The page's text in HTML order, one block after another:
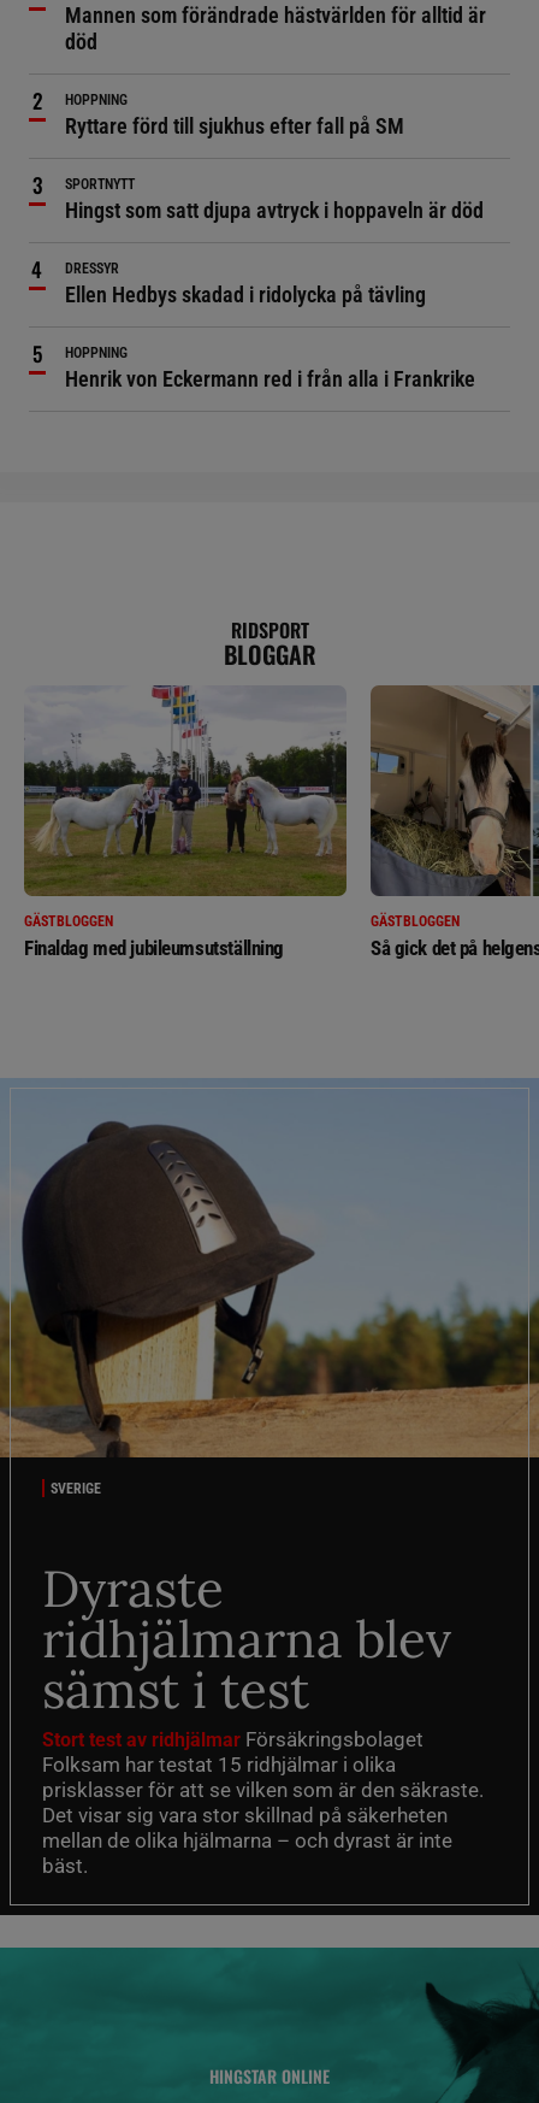
Mannen som förändrade hästvärlden för alltid är
död
HOPPNING
Ryttare förd till sjukhus efter fall på SM
SPORTNYTT
Hingst som satt djupa avtryck i hoppaveln är död
DRESSYR
Ellen Hedbys skadad i ridolycka på tävling
HOPPNING
Henrik von Eckermann red i från alla i Frankrike
RIDSPORT
BLOGGAR
GÄSTBLOGGEN
Finaldag med jubileumsutställning
GÄSTBLOGGEN
Så gick det på
SVERIGE
Dyraste
ridhjälmarna blev
sämst i test
Stort test av ridhjälmar Försäkringsbolaget
Folksam har testat 15 ridhjälmar i olika
prisklasser för att se vilken som är den säkraste.
Det visar sig vara stor skillnad på säkerheten
mellan de olika hjälmarna – och dyrast är inte
bäst.
HINGSTAR ONLINE